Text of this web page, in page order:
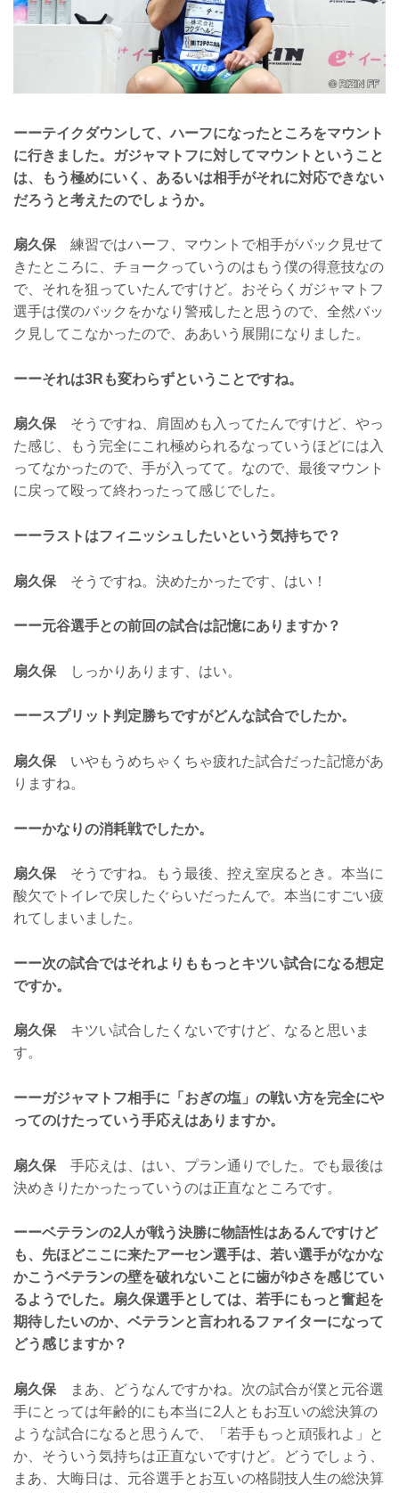
ーーテイクダウンして、ハーフになったところをマウント
に行きました。ガジャマトフに対してマウントということ
は、もう極めにいく、あるいは相手がそれに対応できない
だろうと考えたのでしょうか。
扇久保 練習ではハーフ、マウントで相手がバック見せて
きたところに、チョークっていうのはもう僕の得意技なの
で、それを狙っていたんですけど。おそらくガジャマトフ
選手は僕のバックをかなり警戒したと思うので、全然バッ
ク見してこなかったので、ああいう展開になりました。
ーーそれは3Rも変わらずということですね。
扇久保そうですね、肩固めも入ってたんですけど、やっ
た感じ、もう完全にこれ極められるなっていうほどには入
ってなかったので、手が入ってて。なので、最後マウント
に戻って殴って終わったって感じでした。
ーーラストはフィニッシュしたいという気持ちで？
扇久保 そうですね。決めたかったです、はい！
ーー元谷選手との前回の試合は記憶にありますか？
扇久保 しっかりあります、はい。
ーースプリット判定勝ちですがどんな試合でしたか。
扇久保 いやもうめちゃくちゃ疲れた試合だった記憶があ
りますね。
ーーかなりの消耗戦でしたか。
扇久保 そうですね。もう最後、控え室戻るとき。本当に
酸欠でトイレで戻したぐらいだったんで。本当にすごい疲
れてしまいました。
ーー次の試合ではそれよりももっとキツい試合になる想定
ですか。
扇久保キツい試合したくないですけど、なると思いま
す。
ーーガジャマトフ相手に「おぎの塩」の戦い方を完全にや
ってのけたっていう手応えはありますか。
扇久保 手応えは、はい、プラン通りでした。でも最後は
決めきりたかったっていうのは正直なところです。
ーーベテランの2人が戦う決勝に物語性はあるんですけど
も、先ほどここに来たアーセン選手は、若い選手がなかな
かこうベテランの壁を破れないことに歯がゆさを感じてい
るようでした。扇久保選手としては、若手にもっと奮起を
期待したいのか、ベテランと言われるファイターになって
どう感じますか？
扇久保 まあ、どうなんですかね。次の試合が僕と元谷選
手にとっては年齢的にも本当に2人ともお互いの総決算の
ような試合になると思うんで、「若手もっと頑張れよ」と
か、そういう気持ちは正直ないですけど。どうでしょう、
まあ、大晦日は、元谷選手とお互いの格闘技人生の総決算